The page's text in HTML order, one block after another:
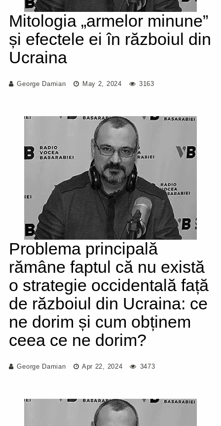
Mitologia „armelor minune”
și efectele ei în războiul din
Ucraina
George Damian May 2, 2024 3163
Problema principală
rămâne faptul că nu există
o strategie occidentală față
de războiul din Ucraina: ce
ne dorim și cum obținem
ceea ce ne dorim?
George Damian Apr 22, 2024 3473